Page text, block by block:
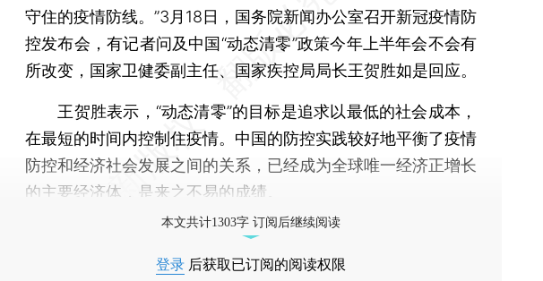
守住的疫情防线。”3月18日，国务院新闻办公室召开新冠疫情防
控发布会，有记者问及中国“动态清零”政策今年上半年会不会有
所改变，国家卫健委副主任、国家疾控局局长王贺胜如是回应。
王贺胜表示，“动态清零”的目标是追求以最低的社会成本，
在最短的时间内控制住疫情。中国的防控实践较好地平衡了疫情
防控和经济社会发展之间的关系，已经成为全球唯一经济正增长
的主要经济体，是来之不易的成绩。
本文共计1303字 订阅后继续阅读
登录 后获取已订阅的阅读权限